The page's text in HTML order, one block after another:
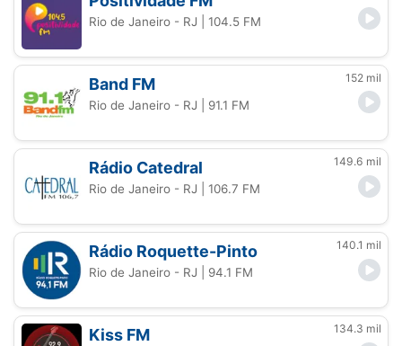
Rio de Janeiro - RJ | 104.5 FM
Band FM 152 mil
Rio de Janeiro - RJ | 91.1 FM
Rádio Catedral 149.6 mil
Rio de Janeiro - RJ | 106.7 FM
Rádio Roquette-Pinto 140.1 mil
Rio de Janeiro - RJ | 94.1 FM
Kiss FM 134.3 mil